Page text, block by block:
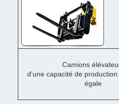
Camions
d'une capacité de
égale